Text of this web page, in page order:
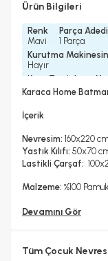
Ürün Bilgileri
Renk
Mavi
Parça Adedi
1 Parça
Kurutma
Hayır
Kuru Temizleme
Hayır
Karaca Home
İçerik
Nevresim: 160x220
Yastık Kılıfı: 50x70
Lastikli Çarşaf:
Malzeme: %100
Devamını Gör
Tüm Çocuk